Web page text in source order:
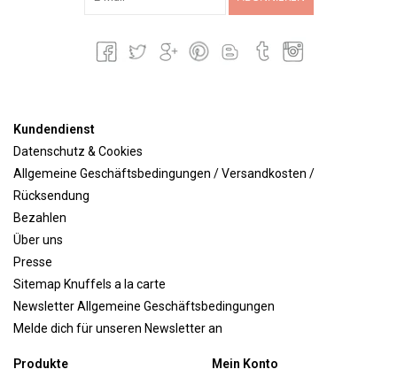
Kundendienst
Datenschutz & Cookies
Allgemeine Geschäftsbedingungen / Versandkosten /
Rücksendung
Bezahlen
Über uns
Presse
Sitemap Knuffels a la carte
Newsletter Allgemeine Geschäftsbedingungen
Melde dich für unseren Newsletter an
Produkte
Mein Konto